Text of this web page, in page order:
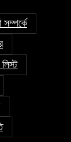
সম্পর্কে